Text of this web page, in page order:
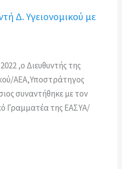
Δ. Υγειονομικού με
,ο Διευθυντής της
ΑΕΑ,Υποστράτηγος
συναντήθηκε με τον
Γραμματέα της ΕΑΣΥΑ/